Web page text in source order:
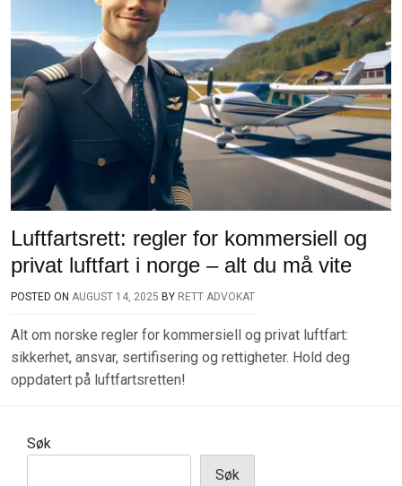
Luftfartsrett: regler for kommersiell og
privat luftfart i norge – alt du må vite
POSTED ON AUGUST 14, 2025 BY RETT ADVOKAT
Alt om norske regler for kommersiell og privat luftfart:
sikkerhet, ansvar, sertifisering og rettigheter. Hold deg
oppdatert på luftfartsretten!
Søk
Søk